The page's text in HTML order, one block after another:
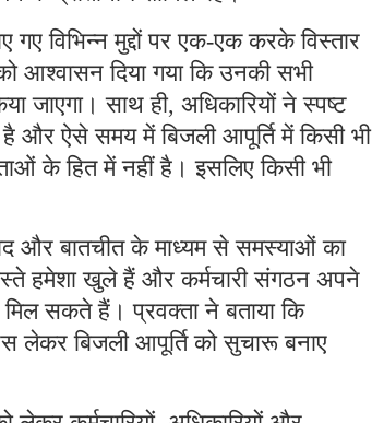
गए विभिन्न मुद्दों पर एक-एक करके विस्तार
आश्वासन दिया गया कि उनकी सभी
जाएगा। साथ ही, अधिकारियों ने स्पष्ट
है और ऐसे समय में बिजली आपूर्ति में किसी भी
के हित में नहीं है। इसलिए किसी भी
और बातचीत के माध्यम से समस्याओं का
हमेशा खुले हैं और कर्मचारी संगठन अपने
मिल सकते हैं। प्रवक्ता ने बताया कि
लेकर बिजली आपूर्ति को सुचारू बनाए